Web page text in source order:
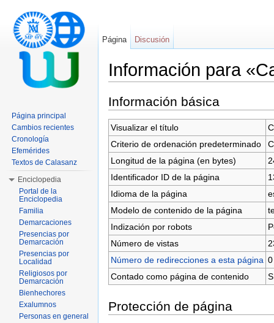
Información para
Información básica
Visualizar el título
Criterio de ordenación predeterminado
Longitud de la página (en bytes)
Identificador ID de la página
Idioma de la página
Modelo de contenido de la página
Indización por robots
Número de vistas
Número de redirecciones a esta página 0
Contado como página de contenido
Protección de página
Página Discusión
Página principal
Cambios recientes
Cronología
Efemérides
Textos de Calasanz
Enciclopedia
Portal de la
Enciclopedia
Familia
Demarcaciones
Presencias por
Demarcación
Presencias por
Localidad
Religiosos por
Demarcación
Bienhechores
Exalumnos
Personas en general